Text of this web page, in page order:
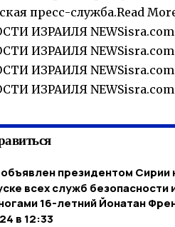
пресс-служба.Read
ИЗРАИЛЯ NEWSisra.com
ИЗРАИЛЯ NEWSisra.com
ИЗРАИЛЯ NEWSisra.com
ИЗРАИЛЯ NEWSisra.com
президентом Сирии
всех служб безопасности
16-летний Йонатан
в 12:33